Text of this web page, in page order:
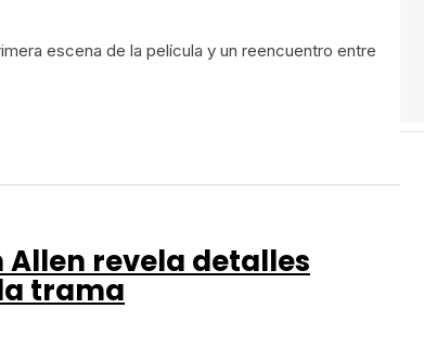
escena de la película y un reencuentro entre
Allen revela detalles
trama